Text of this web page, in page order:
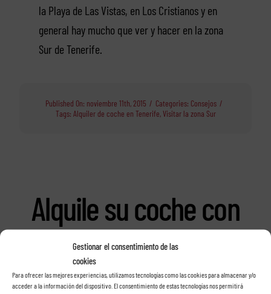
Gestionar el consentimiento de las
cookies
Para ofrecer las mejores experiencias, utilizamos tecnologías como las cookies para almacenar y/o
acceder a la información del dispositivo. El consentimiento de estas tecnologías nos permitirá
la Playa de Las Vistas, en Los Cristianos y en
general hay mucho que ver y hacer en la zona
Sur de Tenerife.
Published On: noviembre 11th, 2015 / Categories: Consejos /
Tags: Alquiler de coche en Tenerife,Visitar la zona Sur
Alquile su coche con
Rent a car Las Rosas
en Tenerife